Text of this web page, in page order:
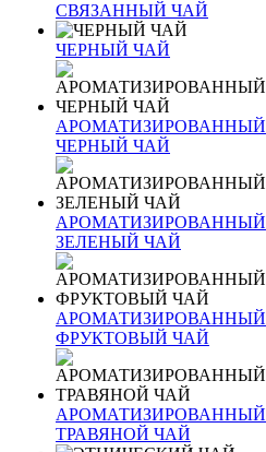
СВЯЗАННЫЙ ЧАЙ
ЧЕРНЫЙ ЧАЙ
АРОМАТИЗИРОВАННЫЙ
ЧЕРНЫЙ ЧАЙ
АРОМАТИЗИРОВАННЫЙ
ЗЕЛЕНЫЙ ЧАЙ
АРОМАТИЗИРОВАННЫЙ
ФРУКТОВЫЙ ЧАЙ
АРОМАТИЗИРОВАННЫЙ
ТРАВЯНОЙ ЧАЙ